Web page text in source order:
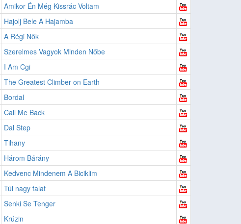
Amikor Én Még Kissrác Voltam
Hajolj Bele A Hajamba
A Régi Nők
Szerelmes Vagyok Minden Nőbe
I Am Cgi
The Greatest Climber on Earth
Bordal
Call Me Back
Dal Step
Tihany
Három Bárány
Kedvenc Mindenem A Biciklim
Túl nagy falat
Senki Se Tenger
Krúzin